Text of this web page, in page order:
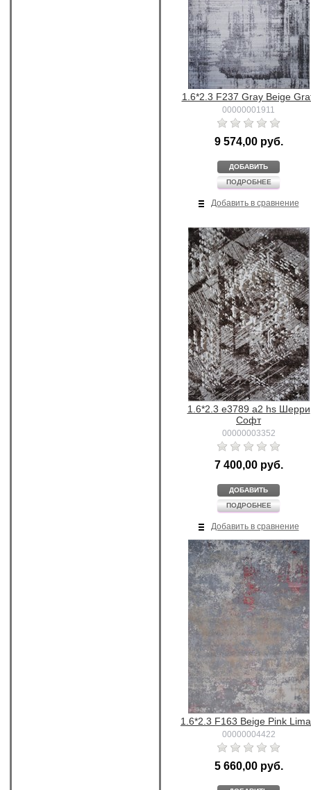
1.6*2.3 F237 Gray Beige
00000001911
9 574,00 руб.
ДОБАВИТЬ
ПОДРОБНЕЕ
Добавить в сравнение
1.6*2.3 e3789 a2 hs Шерри
Софт
00000003352
7 400,00 руб.
ДОБАВИТЬ
ПОДРОБНЕЕ
Добавить в сравнение
1.6*2.3 F163 Beige Pink
00000004422
5 660,00 руб.